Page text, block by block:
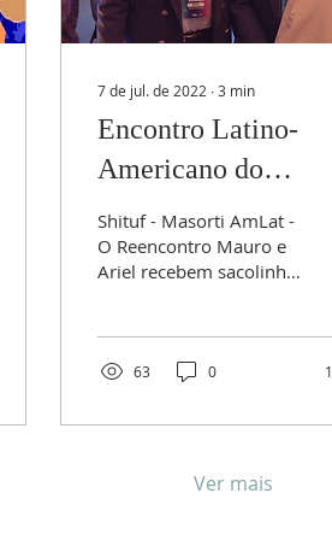
7 de jul. de 2022 ∙3 min
Encontro Latino-
Americano do
Movimento
Masorti/Conservador
Shituf - Masorti AmLat -
O Reencontro Mauro e
Ariel recebem sacolinha
63 0 1
Ver mais